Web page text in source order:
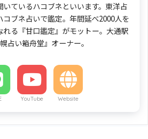
ているハコブネといいます。東洋占
ブネ占いで鑑定。年間延べ2000人を
れる『甘口鑑定』がモットー。大通駅
占い箱舟堂』オーナー。
YouTube Website